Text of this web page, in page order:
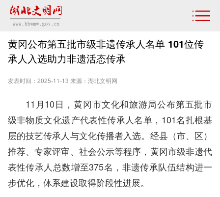
黄冈公布第五批市级非遗传承人名单 101位传
承人入选助力非遗活态传承
发表时间：2025-11-13 来源：湖北文明网
11月10日，黄冈市文化和旅游局公布第五批市
级非物质文化遗产代表性传承人名单，101名扎根基
层的技艺传承人与文化传播者入选。经县（市、区）
推荐、专家评审、社会公示等程序，黄冈市级非遗代
表性传承人总数增至375名，非遗传承队伍结构进一
步优化，体系建设取得阶段性进展。